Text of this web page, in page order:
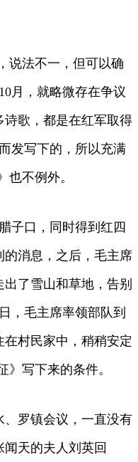
说法不一，但可以确
月，就略微存在争议
歌，都是在红军取得
发写下的，所以充满
也不例外。
子口，同时得到红四
的消息，之后，毛主席
了雪山和草地，告别
，毛主席率领部队到
村民家中，稍稍安定
》写下来的条件。
罗镇会议，一直没有
天的夫人刘英回